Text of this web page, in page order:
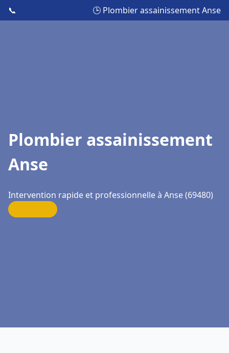
📞 🕒 Plombier assainissement Anse
Plombier assainissement
Anse
Intervention rapide et professionnelle à Anse (69480)